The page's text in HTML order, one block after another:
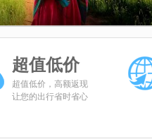
超值低价
超值低价，高额返现
让您的出行省时省心